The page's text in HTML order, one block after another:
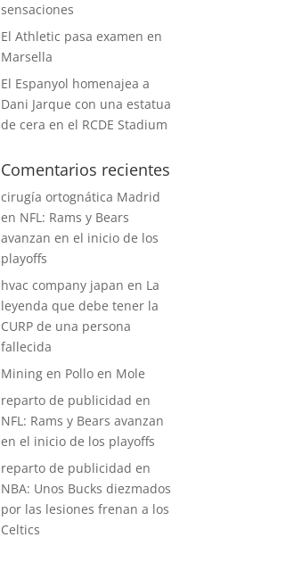
sensaciones
El Athletic pasa examen en
Marsella
El Espanyol homenajea a
Dani Jarque con una estatua
de cera en el RCDE Stadium
Comentarios recientes
cirugía ortognática Madrid
en NFL: Rams y Bears
avanzan en el inicio de los
playoffs
hvac company japan en La
leyenda que debe tener la
CURP de una persona
fallecida
Mining en Pollo en Mole
reparto de publicidad en
NFL: Rams y Bears avanzan
en el inicio de los playoffs
reparto de publicidad en
NBA: Unos Bucks diezmados
por las lesiones frenan a los
Celtics